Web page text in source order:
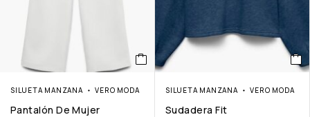
SILUETA MANZANA VERO MODA
Pantalón De Mujer
SILUETA MANZANA VERO MODA
Sudadera Fit